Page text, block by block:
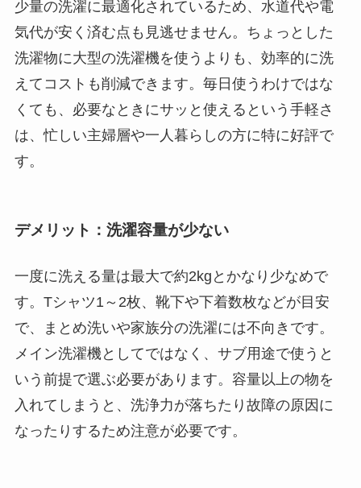
少量の洗濯に最適化されているため、水道代や電
気代が安く済む点も見逃せません。ちょっとした
洗濯物に大型の洗濯機を使うよりも、効率的に洗
えてコストも削減できます。毎日使うわけではな
くても、必要なときにサッと使えるという手軽さ
は、忙しい主婦層や一人暮らしの方に特に好評で
す。
デメリット：洗濯容量が少ない
一度に洗える量は最大で約2kgとかなり少なめで
す。Tシャツ1～2枚、靴下や下着数枚などが目安
で、まとめ洗いや家族分の洗濯には不向きです。
メイン洗濯機としてではなく、サブ用途で使うと
いう前提で選ぶ必要があります。容量以上の物を
入れてしまうと、洗浄力が落ちたり故障の原因に
なったりするため注意が必要です。